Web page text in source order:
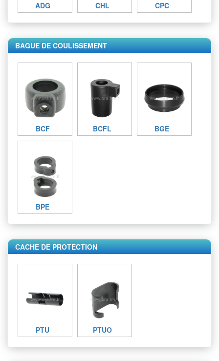
ADG CHL CPC
BAGUE DE COULISSEMENT
BCF BCFL BGE
BPE
CACHE DE PROTECTION
PTU PTUO